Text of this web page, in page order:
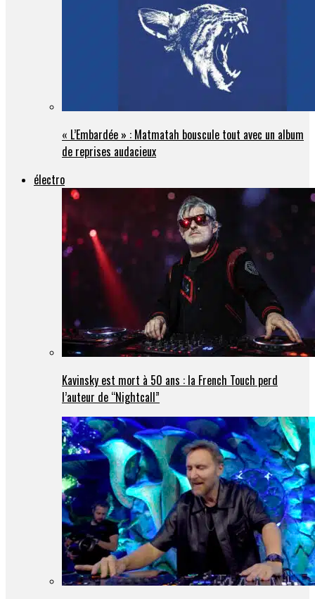
« L’Embardée » : Matmatah bouscule tout avec un album
de reprises audacieux
électro
Kavinsky est mort à 50 ans : la French Touch perd
l’auteur de “Nightcall”